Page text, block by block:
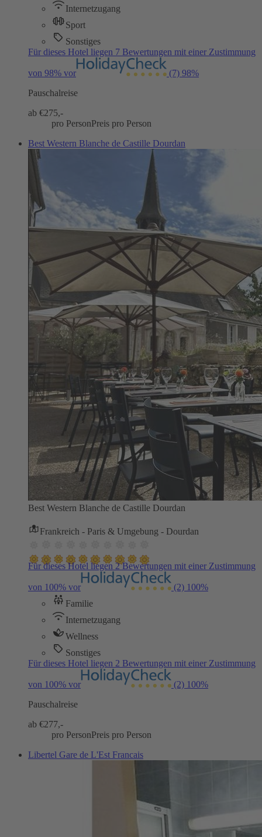
Internetzugang
Sport
Sonstiges
Für dieses Hotel liegen 7 Bewertungen mit einer Zustimmung
von 98% vor (7) 98%
Pauschalreise
ab €275,-
pro PersonPreis pro Person
Best Western Blanche de Castille Dourdan
Best Western Blanche de Castille Dourdan
Frankreich - Paris & Umgebung - Dourdan
Für dieses Hotel liegen 2 Bewertungen mit einer Zustimmung
von 100% vor (2) 100%
Familie
Internetzugang
Wellness
Sonstiges
Für dieses Hotel liegen 2 Bewertungen mit einer Zustimmung
von 100% vor (2) 100%
Pauschalreise
ab €277,-
pro PersonPreis pro Person
Libertel Gare de L'Est Francais